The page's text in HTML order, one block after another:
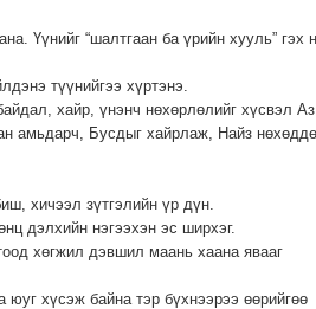
Үүнийг “шалтгаан ба үрийн хууль” гэх
түүнийгээ хүртэнэ.
хайр, үнэнч нөхөрлөлийг хүсвэл Аз
амьдарч, Бусдыг хайрлаж, Найз
хичээл зүтгэлийн үр дүн.
дэлхийн нэгээхэн эс ширхэг.
хөгжил дэвшил маань хаана явааг
хүсэж байна тэр бүхнээрээ өөрийгөө